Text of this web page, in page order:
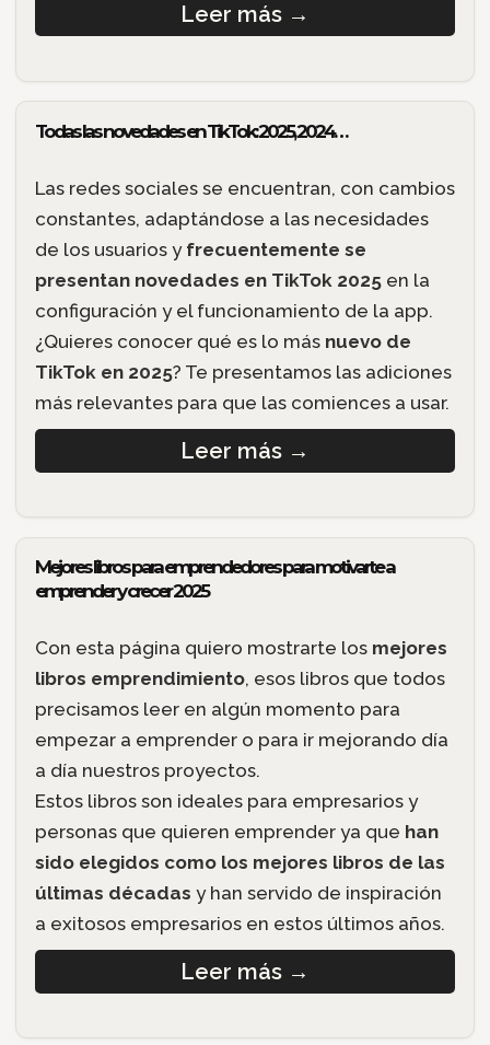
Leer más →
Todas las novedades en TikTok: 2025, 2024…
Las redes sociales se encuentran, con cambios
constantes, adaptándose a las necesidades
de los usuarios y frecuentemente se
presentan novedades en TikTok 2025 en la
configuración y el funcionamiento de la app.
¿Quieres conocer qué es lo más nuevo de
TikTok en 2025? Te presentamos las adiciones
más relevantes para que las comiences a usar.
Leer más →
Mejores libros para emprendedores para motivarte a
emprender y crecer 2025
Con esta página quiero mostrarte los mejores
libros emprendimiento, esos libros que todos
precisamos leer en algún momento para
empezar a emprender o para ir mejorando día
a día nuestros proyectos.
Estos libros son ideales para empresarios y
personas que quieren emprender ya que han
sido elegidos como los mejores libros de las
últimas décadas y han servido de inspiración
a exitosos empresarios en estos últimos años.
Leer más →